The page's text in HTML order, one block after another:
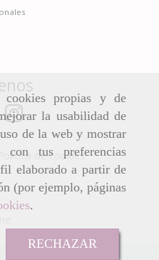
propias y de
la usabilidad de
de la web y mostrar
con tus preferencias
elaborado a partir de
(por ejemplo, páginas
.
RECHAZAR
de cookies